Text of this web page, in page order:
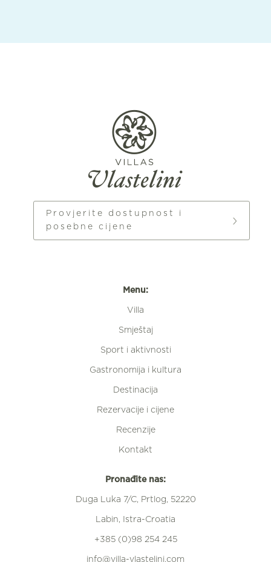
Provjerite dostupnost i
posebne cijene
Menu:
Villa
Smještaj
Sport i aktivnosti
Gastronomija i kultura
Destinacija
Rezervacije i cijene
Recenzije
Kontakt
Pronađite nas:
Duga Luka 7/C, Prtlog, 52220
Labin, Istra-Croatia
+385 (0)98 254 245
info@villa-vlastelini.com